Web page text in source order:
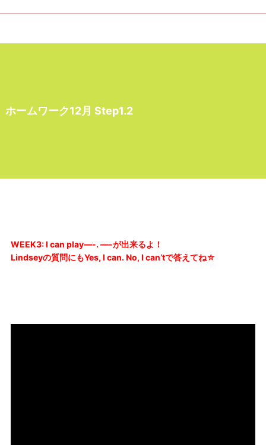
ホームワーク12月 Step1.2
WEEK3: I can play—-. —-が出来るよ！
Lindseyの質問にもYes, I can. No, I can’tで答えてね☆